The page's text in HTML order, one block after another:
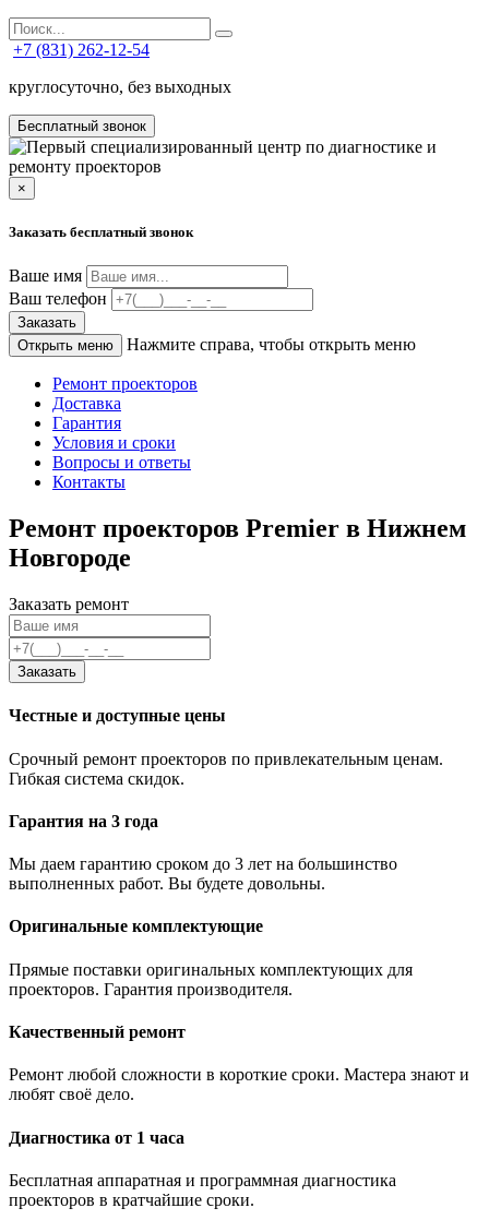
+7 (831) 262-12-54
круглосуточно, без выходных
Бесплатный звонок
×
Заказать бесплатный звонок
Ваше имя
Ваш телефон
Заказать
Открыть меню
Нажмите справа, чтобы открыть меню
Ремонт проекторов
Доставка
Гарантия
Условия и сроки
Вопросы и ответы
Контакты
Ремонт проекторов Premier в Нижнем
Новгороде
Заказать ремонт
Заказать
Честные и доступные цены
Срочный ремонт проекторов по привлекательным ценам.
Гибкая система скидок.
Гарантия на 3 года
Мы даем гарантию сроком до 3 лет на большинство
выполненных работ. Вы будете довольны.
Оригинальные комплектующие
Прямые поставки оригинальных комплектующих для
проекторов. Гарантия производителя.
Качественный ремонт
Ремонт любой сложности в короткие сроки. Мастера знают и
любят своё дело.
Диагностика от 1 часа
Бесплатная аппаратная и программная диагностика
проекторов в кратчайшие сроки.